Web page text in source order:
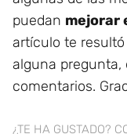
puedan mejorar
artículo te
alguna pregunta,
comentarios.
¿TE HA GUSTADO?